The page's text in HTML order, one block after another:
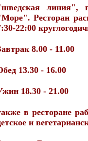
линия",
Ресторан
22:00
8.00 - 11.00
13.30 - 16.00
18.30 - 21.00
в ресторане
и